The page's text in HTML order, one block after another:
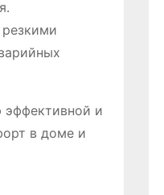
эффективной и
в доме и